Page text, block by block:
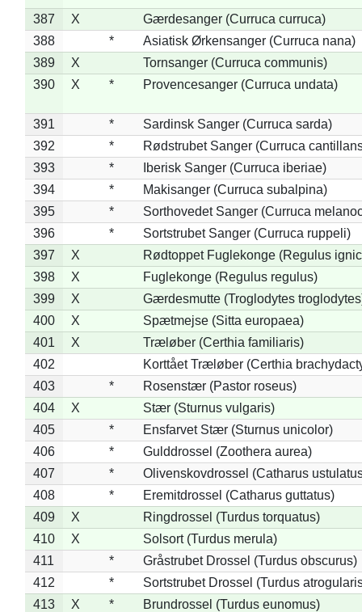
387 X
Gærdesanger (Curruca curruca)
388
*
Asiatisk Ørkensanger (Curruca nana)
389
X
Tornsanger (Curruca communis)
390
X * Provencesanger (Curruca undata)
391 *
Sardinsk Sanger (Curruca sarda)
392
*
Rødstrubet Sanger (Curruca
393
*
Iberisk Sanger (Curruca iberiae)
394
*
Makisanger (Curruca subalpina)
395
*
Sorthovedet Sanger (Curruca
396
*
Sortstrubet Sanger (Curruca ruppeli)
397
X
Rødtoppet Fuglekonge (Regulus
398
X
Fuglekonge (Regulus regulus)
399
X
Gærdesmutte (Troglodytes
400
X
Spætmejse (Sitta europaea)
401
X
Træløber (Certhia familiaris)
402
Korttået Træløber (Certhia
403
*
Rosenstær (Pastor roseus)
404
X
Stær (Sturnus vulgaris)
405
*
Ensfarvet Stær (Sturnus unicolor)
406
*
Gulddrossel (Zoothera aurea)
407
*
Olivenskovdrossel (Catharus
408
*
Eremitdrossel (Catharus guttatus)
409
X
Ringdrossel (Turdus torquatus)
410
X
Solsort (Turdus merula)
411
*
Gråstrubet Drossel (Turdus obscurus)
412
*
Sortstrubet Drossel (Turdus
413
X *
Brundrossel (Turdus eunomus)